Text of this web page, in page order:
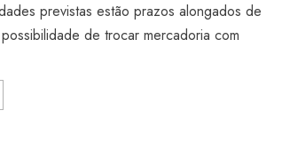
previstas estão prazos alongados de
de trocar mercadoria com